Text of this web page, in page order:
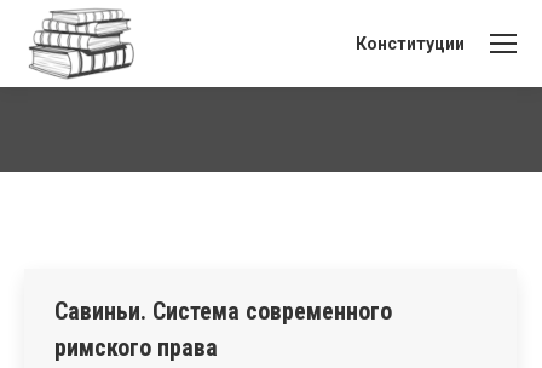
Конституции
Савиньи. Система современного
римского права